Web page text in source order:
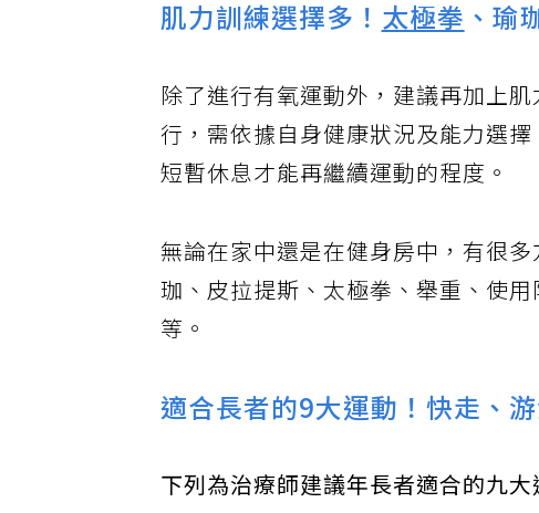
肌力訓練選擇多！太極拳 、瑜
除了進行有氧運動外，建議再加上
行，需依據自身健康狀況及能力選
短暫休息才能再繼續運動的程度。
無論在家中還是在健身房中，有很
珈、皮拉提斯、太極拳、舉重、使
等。
適合長者的9大運動！快走、
下列為治療師建議年長者適合的九大